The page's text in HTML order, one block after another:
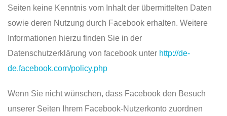
Seiten keine Kenntnis vom Inhalt der übermittelten Daten
sowie deren Nutzung durch Facebook erhalten. Weitere
Informationen hierzu finden Sie in der
Datenschutzerklärung von facebook unter http://de-
de.facebook.com/policy.php
Wenn Sie nicht wünschen, dass Facebook den Besuch
unserer Seiten Ihrem Facebook-Nutzerkonto zuordnen